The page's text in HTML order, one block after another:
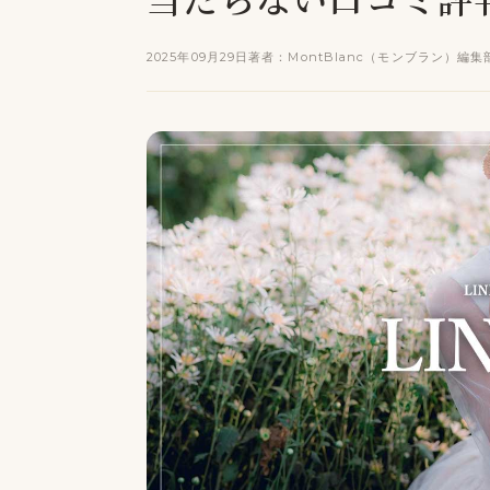
2025年09月29日著者：MontBlanc（モンブラン）編集